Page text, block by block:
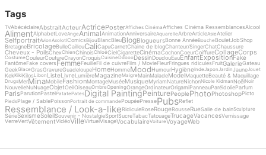
Tags
TVAbécédaireAbstraitActeurActricePosterAffiches CinémaAffiches Cinéma RessemblancesAlcool
AlimentAlphabetLoveAngeAnimalAnimationAnniversaireAquarelleArbreArticleAsieAtelier
SelfportraitAvionAxolotlComicsBijou BlancBleuBlogBlogueursBonne AnnéeBouche BouletJobShop
BretagneBricolageBulleCaillouCaliCapuCarnetChaine de blogChanteur/SingerChatChaussure
Cheveux - PoilsChexChienChinoisChloéCielCigaretteCinémaCochonCoeurCoiffureCollageCorps
CostumeCouleurCoutureCrayonCroquisCuisineDdoooDessinDoudouEauEnfantExpositionFake
FantômeFake coversFemmeFeuilleFil de cuivreFilm / MovieFleurFringues ridiculesFruitGalerieGateau
GeekGlaceGrasGravureGuadeloupeHomeHommeMoodHumourHygièneIndeJaponJardinJauneJouet
KekKikiKilosLibon ListeLivreLumièreMagazineMaigre MainMaladeModelMaquetteBeauté & Maquillage
DrugsMerMinaMobileFashionMontageMuséeMusiqueMyriamNatureNichonNicole Kidman NoëlNoir
NouvelleNuNuageObjetOeilOiseauOmbreOpeningOrangeOrdinateurOrigamiPanneauParéidolieParfum
ParisParutionPastel PatatePatesDigital PaintingPeinturePeoplePhotoPhotoshopPicto
PiedsPlage / SablePoissonPortrait de commande PoupéePressePubsReflet
Ressemblance / Look-a-likeRidiculeRoseRougeRousseRueSalle de bainSculpture
SérieSexismeSoleilSouvenir - NostalgieSportSucreTabacTatouageTrucageVacancesVernissage
VerreVertVêtementVidéoVilleVirtuelVisageVocabulaireVoitureVoyageWeb